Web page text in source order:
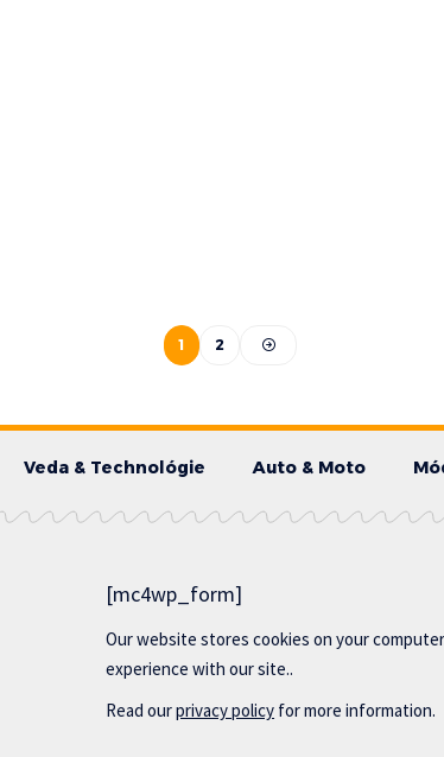
1 2
Veda & Technológie Auto & Moto
[mc4wp_form]
Our website stores cookies on your
experience with our site..
Read ourprivacy policy for more information.